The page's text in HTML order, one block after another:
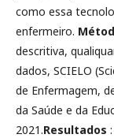
como essa
enfermeiro.
descritiva,
dados, SCIELO
de Enfermagem,
da Saúde e da
2021.Resultados